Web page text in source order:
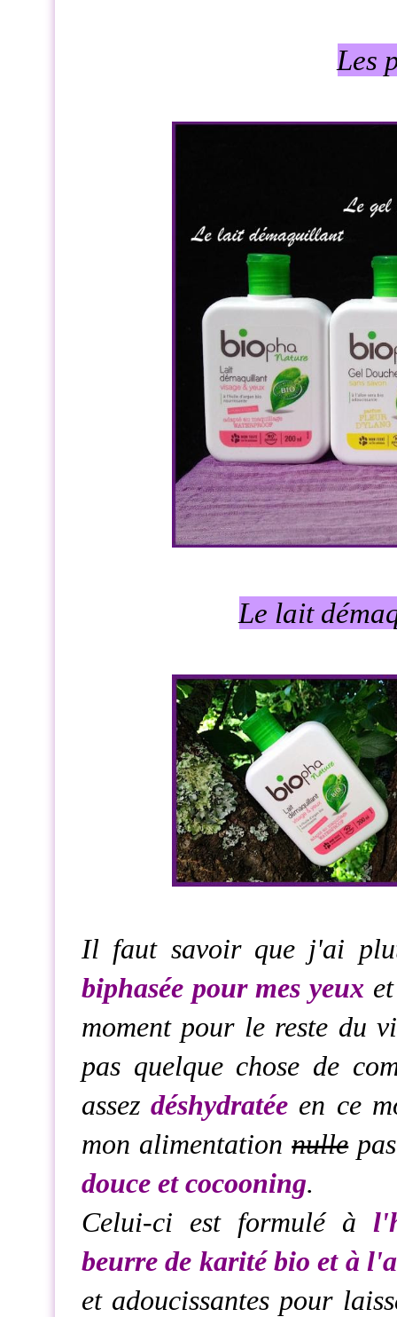
Les
Le lait
Il faut savoir que j'ai
biphasée pour mes yeuxet
moment pour le reste du
pas quelque chose de
assezdéshydratée en ce
mon alimentationnulle
douce et cocooning.
Celui-ci est formulé à
beurre de karité bio et à
et adoucissantes pour